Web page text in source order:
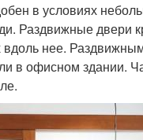
в условиях
Раздвижные двери
нее.
в офисном здании.